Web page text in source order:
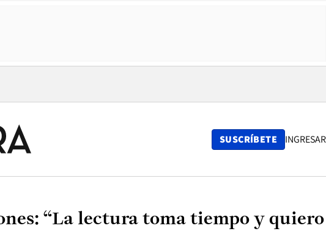
window
SUSCRÍBETE INGRESAR
“La lectura toma tiempo y quiero